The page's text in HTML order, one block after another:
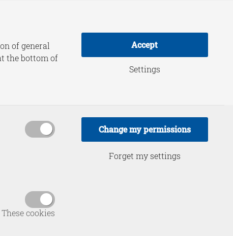
of general
the bottom of
Accept
Settings
cookies
Change my permissions
Forget my settings